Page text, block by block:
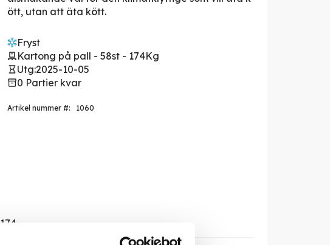
ött, utan att äta kött.
Fryst
Kartong på pall - 58st - 174Kg
Utg:2025-10-05
0 Partier kvar
Artikel nummer 1060
174